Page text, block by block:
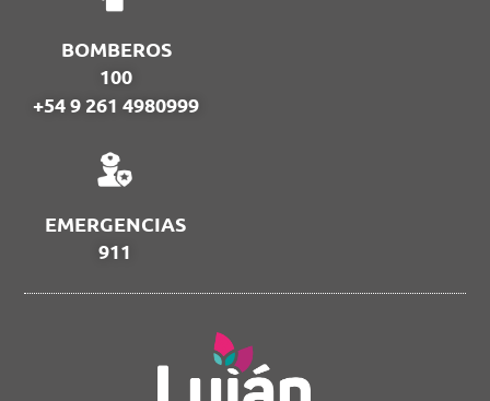
BOMBEROS
100
+54 9 261 4980999
EMERGENCIAS
911